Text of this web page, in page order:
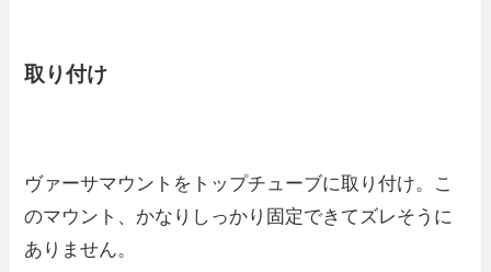
取り付け
ヴァーサマウントをトップチューブに取り付け。こ
のマウント、かなりしっかり固定できてズレそうに
ありません。